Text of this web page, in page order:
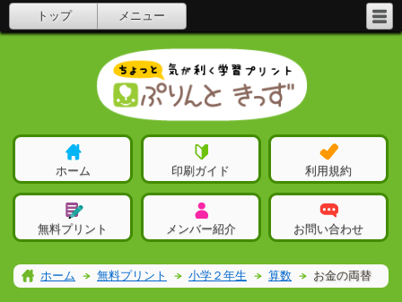
トップ メニュー
ホーム 印刷ガイド 利用規約
無料プリント メンバー紹介 お問い合わせ
ホーム 無料プリント 小学２年生 算数 お金の両替